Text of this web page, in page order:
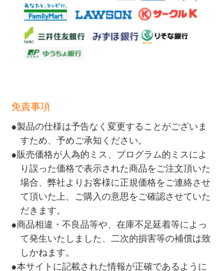
免責事項
●製品の仕様は予告なく変更することがございま
すため、予めご承知ください。
●販売価格が人為的ミス、プログラム的ミスによ
り誤った価格で表示された商品をご注文頂いた
場合、弊社よりお客様に正規価格をご連絡させ
て頂いた上、ご購入の意思をご確認させていた
だきます。
●商品相違・不良品等や、在庫不足延着等によっ
て発生いたしました、二次的損害等の補償は致
しかねます。
●本サイトに記載された情報が正確であるように